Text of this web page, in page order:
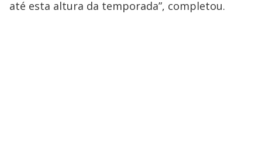
até esta altura da temporada”, completou.